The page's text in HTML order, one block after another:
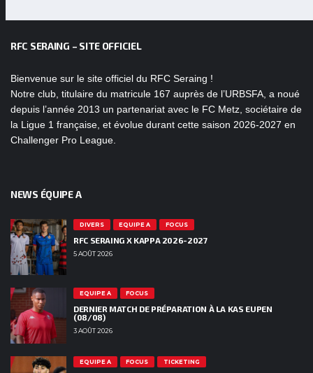
RFC SERAING – SITE OFFICIEL
Bienvenue sur le site officiel du RFC Seraing !
Notre club, titulaire du matricule 167 auprès de l’URBSFA, a noué
depuis l’année 2013 un partenariat avec le FC Metz, sociétaire de
la Ligue 1 française, et évolue durant cette saison 2026-2027 en
Challenger Pro League.
NEWS ÉQUIPE A
DIVERS EQUIPE A FOCUS
RFC SERAING X KAPPA 2026-2027
5 AOÛT 2026
EQUIPE A FOCUS
DERNIER MATCH DE PRÉPARATION À LA KAS EUPEN
(08/08)
3 AOÛT 2026
EQUIPE A FOCUS TICKETING